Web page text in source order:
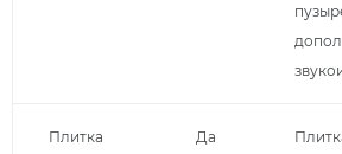
Плитка Да